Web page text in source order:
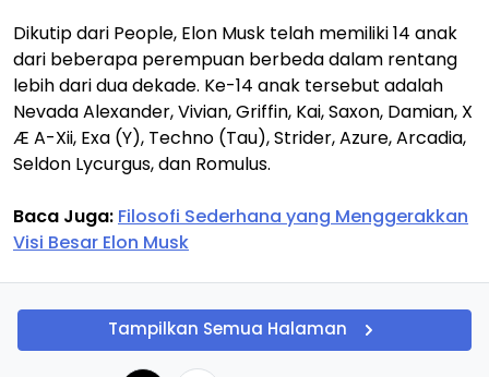
Dikutip dari People, Elon Musk telah memiliki 14 anak
dari beberapa perempuan berbeda dalam rentang
lebih dari dua dekade. Ke-14 anak tersebut adalah
Nevada Alexander, Vivian, Griffin, Kai, Saxon, Damian, X
Æ A-Xii, Exa (Y), Techno (Tau), Strider, Azure, Arcadia,
Seldon Lycurgus, dan Romulus.
Baca Juga: Filosofi Sederhana yang Menggerakkan
Visi Besar Elon Musk
Tampilkan Semua Halaman